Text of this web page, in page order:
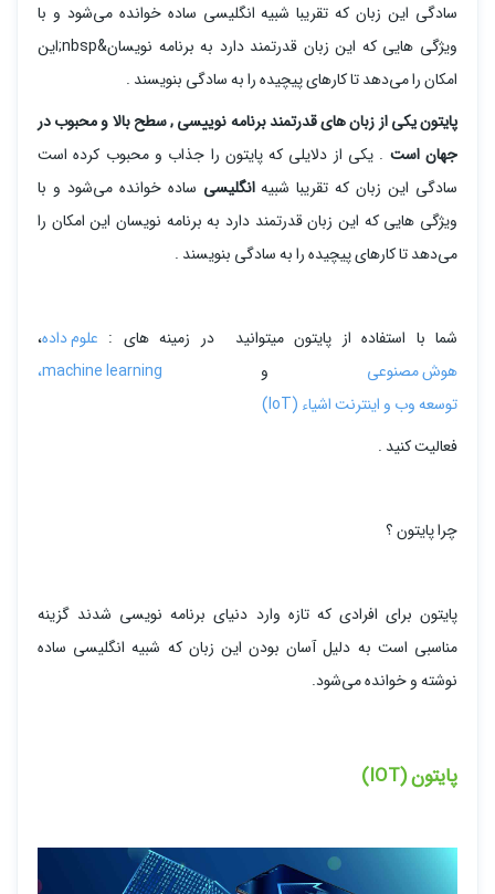
سادگی این زبان که تقریبا شبیه انگلیسی ساده خوانده می‌شود و با
ویژگی هایی که این زبان قدرتمند دارد به برنامه نویسان&nbsp;این
امکان را می‌دهد تا کارهای پیچیده را به سادگی بنویسند .
پایتون یکی از زبان های قدرتمند برنامه نوییسی , سطح بالا و محبوب در
جهان است . یکی از دلایلی که پایتون را جذاب و محبوب کرده است
سادگی این زبان که تقریبا شبیهانگلیسی ساده خوانده می‌شود و با
ویژگی هایی که این زبان قدرتمند دارد به برنامه نویسان این امکان را
می‌دهد تا کارهای پیچیده را به سادگی بنویسند .
شما با استفاده از پایتون میتوانید در زمینه های : علوم داده،
هوش مصنوعی و machine learning،
توسعه وب و اینترنت اشیاء (IoT)
فعالیت کنید .
چرا پایتون ؟
پایتون برای افرادی که تازه وارد دنیای برنامه نویسی شدند گزینه
مناسبی است به دلیل آسان بودن این زبان که شبیه انگلیسی ساده
نوشته و خوانده می‌شود.
پایتون (IOT)